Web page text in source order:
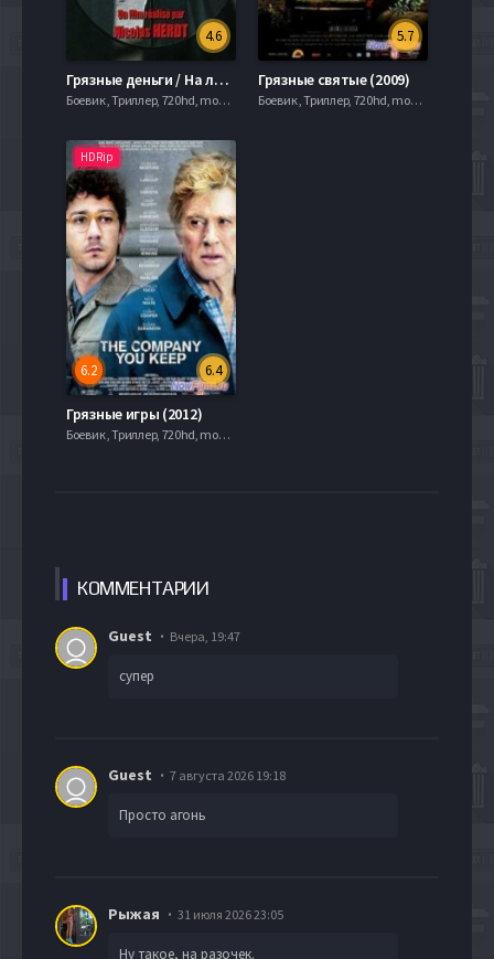
4.6
Грязные деньги / На линии огня (2014)
Боевик , Триллер, 720hd, mobilen, , Слайдер
5.7
Грязные святые (2009)
Боевик , Триллер, 720hd, mobilen, , Слайдер
HDRip
6.4
6.2
Грязные игры (2012)
Боевик , Триллер, 720hd, mobilen, , Слайдер
КОММЕНТАРИИ
Guest Вчера, 19:47
супер
Guest 7 августа 2026 19:18
Просто агонь
Рыжая 31 июля 2026 23:05
Ну такое, на разочек.